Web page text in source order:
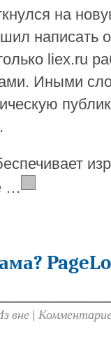
на
написать
liex.ru
Иными
…
вне |